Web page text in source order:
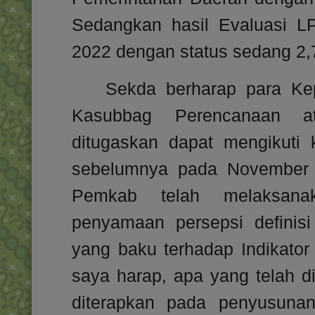
Sedangkan hasil Evaluasi
2022 dengan status sedang
Sekda berharap para
Kasubbag Perencanaan
ditugaskan dapat mengikuti
sebelumnya pada
Pemkab telah
penyamaan persepsi
yang baku terhadap
saya harap, apa yang telah
diterapkan pada